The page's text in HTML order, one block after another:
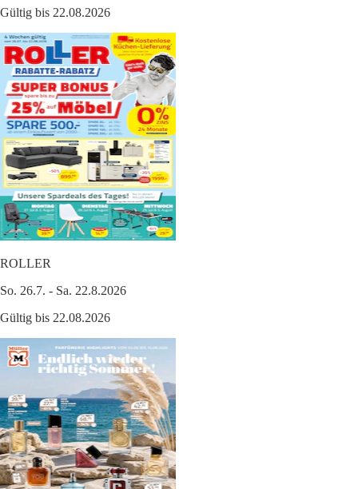
Gültig bis 22.08.2026
ROLLER
So. 26.7. - Sa. 22.8.2026
Gültig bis 22.08.2026